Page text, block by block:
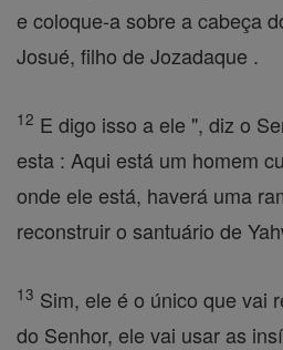
e coloque-a sobre a cabeça
Josué, filho de Jozadaque .
12 E digo isso a ele ", diz o
esta : Aqui está um homem
onde ele está, haverá uma
reconstruir o santuário de
13 Sim, ele é o único que vai
do Senhor, ele vai usar as